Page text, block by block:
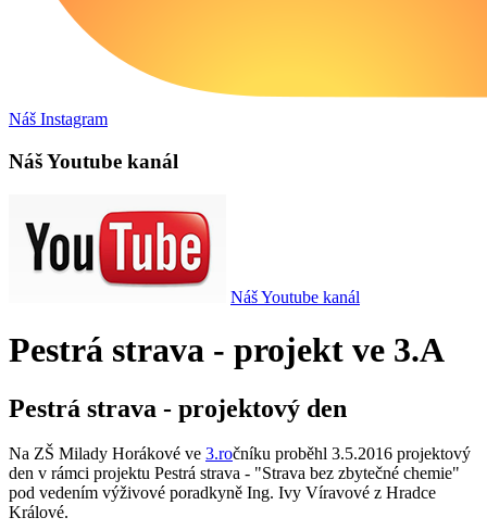
Náš Instagram
Náš Youtube kanál
Náš Youtube kanál
Pestrá strava - projekt ve 3.A
Pestrá strava - projektový den
Na ZŠ Milady Horákové ve 3.ročníku proběhl 3.5.2016 projektový
den v rámci projektu Pestrá strava - "Strava bez zbytečné chemie"
pod vedením výživové poradkyně Ing. Ivy Víravové z Hradce
Králové.